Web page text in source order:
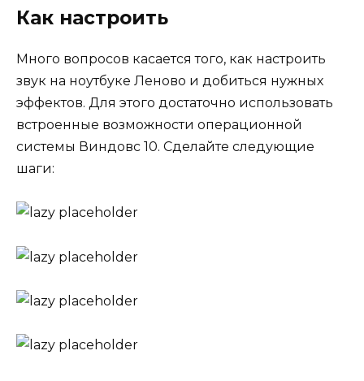
Как настроить
Много вопросов касается того, как настроить
звук на ноутбуке Леново и добиться нужных
эффектов. Для этого достаточно использовать
встроенные возможности операционной
системы Виндовс 10. Сделайте следующие
шаги: